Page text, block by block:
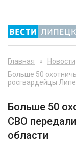
Главная Новости
Больше 50
росгвардейцы
Больше 50
СВО
области